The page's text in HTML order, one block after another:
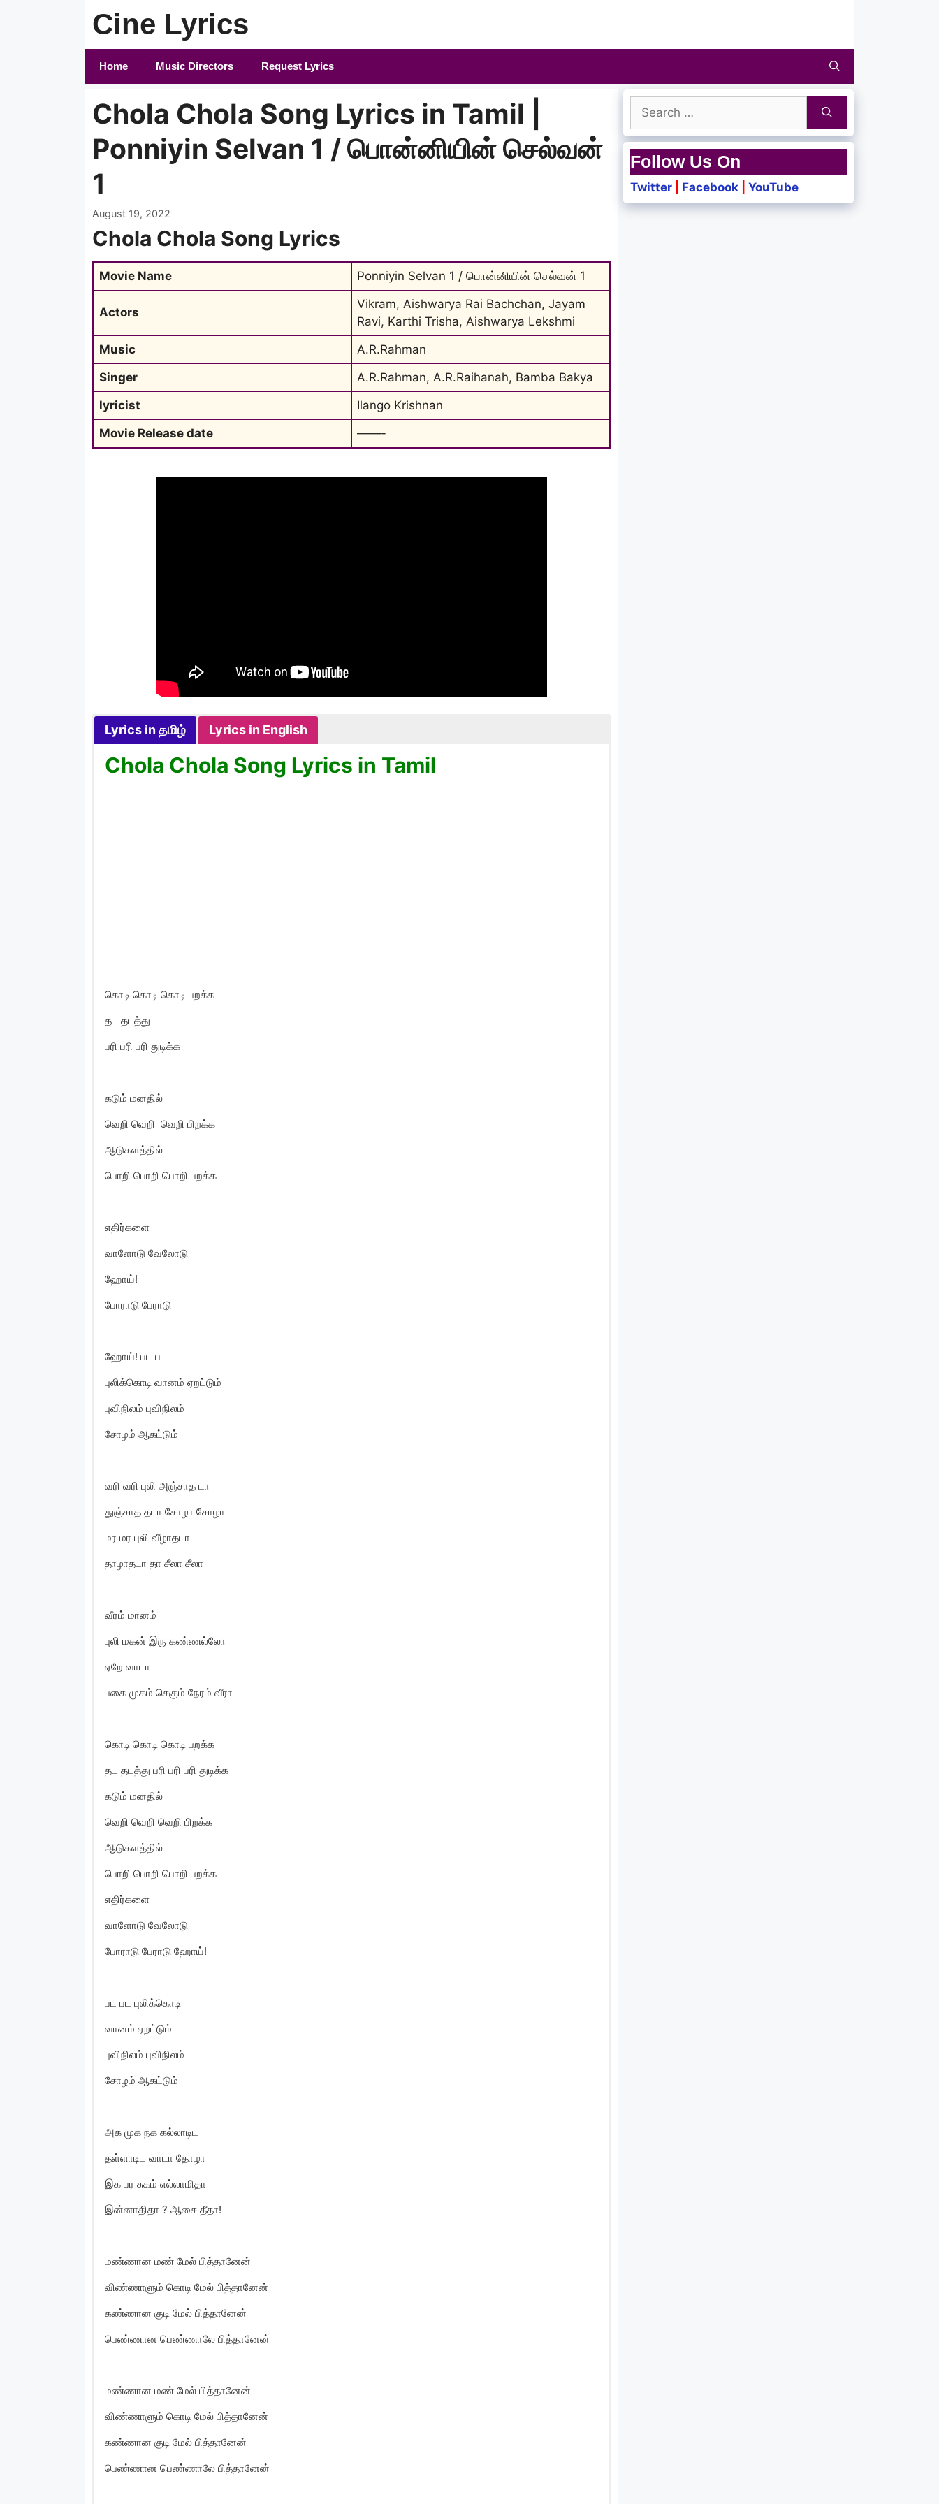
Cine Lyrics
Home Music Directors Request Lyrics
Chola Chola Song Lyrics in Tamil |
Ponniyin Selvan 1 / பொன்னியின் செல்வன்
1
August 19, 2022
Chola Chola Song Lyrics
Movie Name Ponniyin Selvan 1 / பொன்னியின் செல்வன் 1
Actors
Vikram, Aishwarya Rai Bachchan, Jayam
Ravi, Karthi Trisha, Aishwarya Lekshmi
Music
A.R.Rahman
Singer
A.R.Rahman, A.R.Raihanah, Bamba Bakya
lyricist
Ilango Krishnan
Movie Release date
——-
Lyrics in தமிழ் Lyrics in English
Chola Chola Song Lyrics in Tamil
கொடி கொடி கொடி பறக்க
தட தடத்து
பரி பரி பரி துடிக்க
கடும் மனதில்
வெறி வெறி வெறி பிறக்க
ஆடுகளத்தில்
பொறி பொறி பொறி பறக்க
எதிர்களை
வாளோடு வேலோடு
ஹோய்!
போராடு பேராடு
ஹோய்! பட பட
புலிக்கொடி வானம் ஏறட்டும்
புவிநிலம் புவிநிலம்
சோழம் ஆகட்டும்
வரி வரி புலி அஞ்சாத டா
துஞ்சாத தடா சோழா சோழா
மர மர புலி வீழாதடா
தாழாதடா தா சீலா சீலா
வீரம் மானம்
புலி மகன் இரு கண்ணல்லோ
ஏறே வாடா
பகை முகம் செகும் நேரம் வீரா
கொடி கொடி கொடி பறக்க
தட தடத்து பரி பரி பரி துடிக்க
கடும் மனதில்
வெறி வெறி வெறி பிறக்க
ஆடுகளத்தில்
பொறி பொறி பொறி பறக்க
எதிர்களை
வாளோடு வேலோடு
போராடு பேராடு ஹோய்!
பட பட புலிக்கொடி
வானம் ஏறட்டும்
புவிநிலம் புவிநிலம்
சோழம் ஆகட்டும்
அக முக நக கல்லாடிட
தள்ளாடிட வாடா தோழா
இக பர சுகம் எல்லாமிதா
இன்னாதிதா ? ஆசை தீதா!
மண்ணான மண் மேல் பித்தானேன்
விண்ணாளும் கொடி மேல் பித்தானேன்
கண்ணான குடி மேல் பித்தானேன்
பெண்ணான பெண்ணாலே பித்தானேன்
மண்ணான மண் மேல் பித்தானேன்
விண்ணாளும் கொடி மேல் பித்தானேன்
கண்ணான குடி மேல் பித்தானேன்
பெண்ணான பெண்ணாலே பித்தானேன்
Search
for:
Follow Us On
Twitter Facebook YouTube